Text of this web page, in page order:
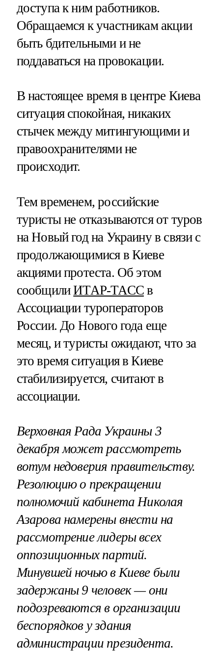
доступа к ним работников.
Обращаемся к участникам акции
быть бдительными и не
поддаваться на провокации.
В настоящее время в центре Киева
ситуация спокойная, никаких
стычек между митингующими и
правоохранителями не
происходит.
Тем временем, российские
туристы не отказываются от туров
на Новый год на Украину в связи с
продолжающимися в Киеве
акциями протеста. Об этом
сообщилиИТАР-ТАССв
Ассоциации туроператоров
России. До Нового года еще
месяц, и туристы ожидают, что за
это время ситуация в Киеве
стабилизируется, считают в
ассоциации.
Верховная Рада Украины 3
декабря может рассмотреть
вотум недоверия правительству.
Резолюцию о прекращении
полномочий кабинета Николая
Азарова намерены внести на
рассмотрение лидеры всех
оппозиционных партий.
Минувшей ночью в Киеве были
задержаны 9 человек — они
подозреваются в организации
беспорядков у здания
администрации президента.